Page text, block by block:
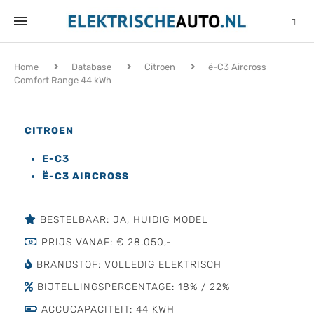
Home Database Citroen
ë-C3 Aircross
Comfort Range 44 kWh
CITROEN
E-C3
Ë-C3 AIRCROSS
BESTELBAAR: JA, HUIDIG MODEL
PRIJS VANAF: € 28.050,-
BRANDSTOF: VOLLEDIG ELEKTRISCH
BIJTELLINGSPERCENTAGE: 18% / 22%
ACCUCAPACITEIT: 44 KWH